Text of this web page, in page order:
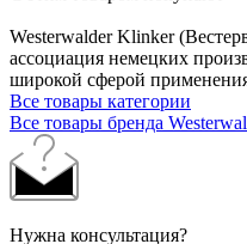
Westerwalder Klinker
ассоциация немецких
широкой сферой
Все товары категории
Все товары бренда
Нужна консультация?